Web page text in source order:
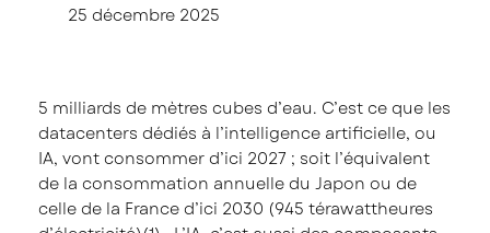
25 décembre 2025
5 milliards de mètres cubes d’eau. C’est ce que les
datacenters dédiés à l’intelligence artificielle, ou
IA, vont consommer d’ici 2027 ; soit l’équivalent
de la consommation annuelle du Japon ou de
celle de la France d’ici 2030 (945 térawattheures